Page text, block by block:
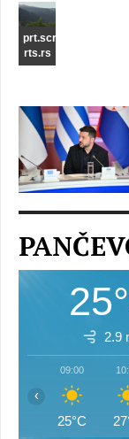
prt.scr
rts.rs
2.9
09:00
25°C
‹